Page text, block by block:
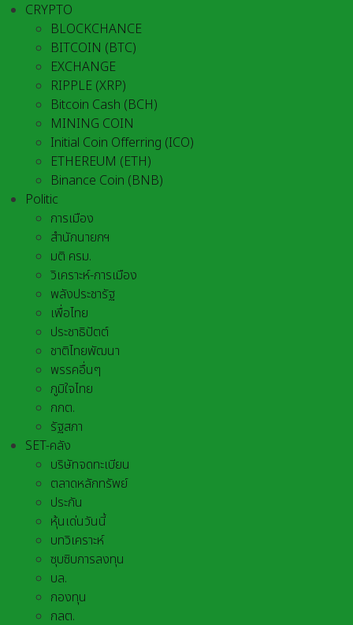
CRYPTO
BLOCKCHANCE
BITCOIN (BTC)
EXCHANGE
RIPPLE (XRP)
Bitcoin Cash (BCH)
MINING COIN
Initial Coin Offerring (ICO)
ETHEREUM (ETH)
Binance Coin (BNB)
Politic
การเมือง
สำนักนายกฯ
มติ ครม.
วิเคราะห์-การเมือง
พลังประชารัฐ
เพื่อไทย
ประชาธิปัตต์
ชาติไทยพัฒนา
พรรคอื่นๆ
ภูมิใจไทย
กกต.
รัฐสภา
SET-คลัง
บริษัทจดทะเบียน
ตลาดหลักทรัพย์
ประกัน
หุ้นเด่นวันนี้
บทวิเคราะห์
ซุบซิบการลงทุน
บล.
กองทุน
กลต.